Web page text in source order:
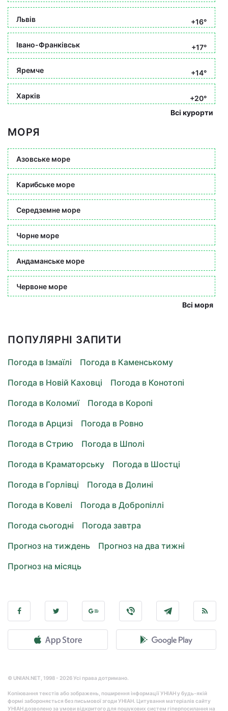
Львів +16°
Івано-Франківськ +17°
Яремче +14°
Харків
+20°
Всі курорти
МОРЯ
Азовське море
Карибське море
Середземне море
Чорне море
Андаманське море
Червоне море
Всі моря
ПОПУЛЯРНІ ЗАПИТИ
Погода в Ізмаїлі
Погода в Каменському
Погода в Новій Каховці
Погода в Конотопі
Погода в Коломиї
Погода в Коропі
Погода в Арцизі
Погода в Ровно
Погода в Стрию
Погода в Шполі
Погода в Краматорську
Погода в Шостці
Погода в Горлівці
Погода в Долині
Погода в Ковелі
Погода в Добропіллі
Погода сьогодні
Погода завтра
Прогноз на тиждень
Прогноз на два тижні
Прогноз на місяць
© UNIAN.NET, 1998 - 2026 Усі права дотримано.
Копіювання текстів або зображень, поширення інформації УНІАН у будь-якій
формі забороняється без письмової згоди УНІАН. Цитування матеріалів сайту
УНІАН дозволено за умови відкритого для пошукових систем гіперпосилання на